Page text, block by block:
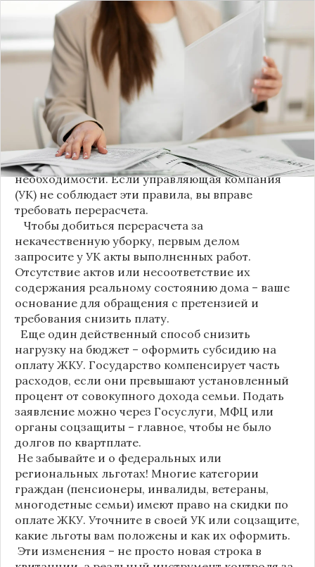
С 1 августа в квитанциях за жилищно-
коммунальные услуги введено важное
новшество. Как поясняет автор канала "ВЗО
ProДеньги", теперь уборка мест общего
пользования (МОП) выделена в отдельную
строку. Это дает жильцам четкое понимание, за
что именно они платят.
Новые нормы строго регламентируют частоту
уборки: мытье полов и лестниц должно
проводиться несколько раз в неделю, удаление
пыли – еженедельно, а уборка снега – по мере
необходимости. Если управляющая компания
(УК) не соблюдает эти правила, вы вправе
требовать перерасчета.
Чтобы добиться перерасчета за
некачественную уборку, первым делом
запросите у УК акты выполненных работ.
Отсутствие актов или несоответствие их
содержания реальному состоянию дома – ваше
основание для обращения с претензией и
требования снизить плату.
Еще один действенный способ снизить
нагрузку на бюджет – оформить субсидию на
оплату ЖКУ. Государство компенсирует часть
расходов, если они превышают установленный
процент от совокупного дохода семьи. Подать
заявление можно через Госуслуги, МФЦ или
органы соцзащиты – главное, чтобы не было
долгов по квартплате.
Не забывайте и о федеральных или
региональных льготах! Многие категории
граждан (пенсионеры, инвалиды, ветераны,
многодетные семьи) имеют право на скидки по
оплате ЖКУ. Уточните в своей УК или соцзащите,
какие льготы вам положены и как их оформить.
Эти изменения – не просто новая строка в